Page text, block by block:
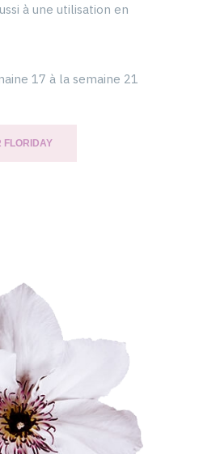
à une utilisation en
17 à la semaine 21
FLORIDAY